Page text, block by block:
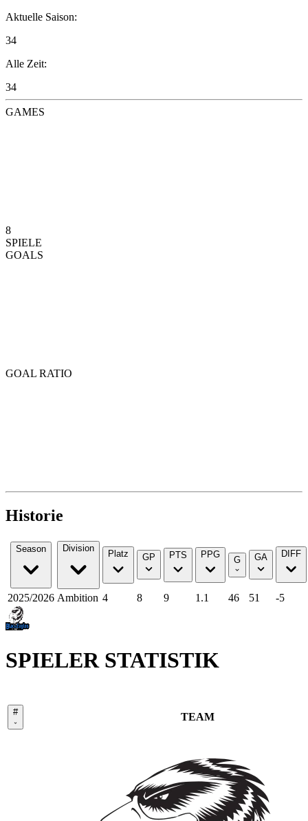
Aktuelle Saison:
34
Alle Zeit:
34
GAMES
8
SPIELE
GOALS
GOAL RATIO
Historie
Season Division
Platz GP PTS PPG
G GA DIFF
2025/2026 Ambition 4 8 9 1.1 46 51 -5
SPIELER STATISTIK
# TEAM